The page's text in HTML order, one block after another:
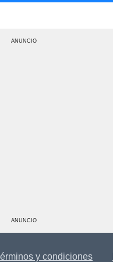
ANUNCIO
ANUNCIO
y condiciones